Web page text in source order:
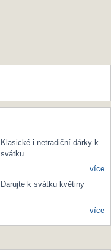
Klasické i netradiční dárky k
svátku
více
Darujte k svátku květiny
více